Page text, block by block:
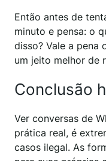
Então antes de
minuto e pensa: o
disso? Vale a pena
um jeito melhor de
Conclusão
Ver conversas de
prática real, é
casos ilegal. As